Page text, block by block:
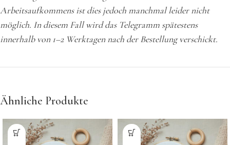
Arbeitsaufkommens ist dies jedoch manchmal leider nicht
möglich. In diesem Fall wird das Telegramm spätestens
innerhalb von 1–2 Werktagen nach der Bestellung verschickt.
Ähnliche Produkte